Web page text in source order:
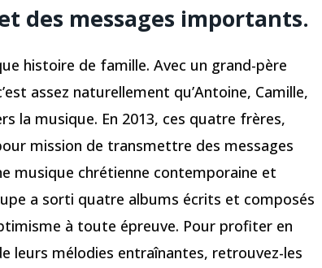
des messages importants.
histoire de famille. Avec un grand-père
assez naturellement qu’Antoine, Camille,
la musique. En 2013, ces quatre frères,
mission de transmettre des messages
musique chrétienne contemporaine et
a sorti quatre albums écrits et composés
à toute épreuve. Pour profiter en
leurs mélodies entraînantes, retrouvez-les